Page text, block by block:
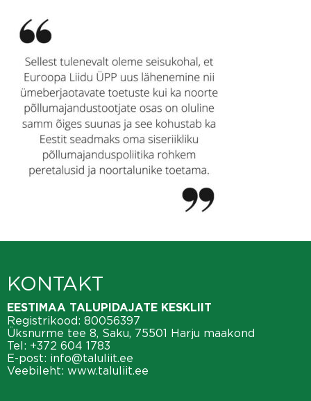
KONTAKT
EESTIMAA TALUPIDAJATE KESKLIIT
Registrikood: 80056397
Üksnurme tee 8, Saku, 75501 Harju maakond
Tel: +372 604 1783
E-post: info@taluliit.ee
Veebileht: www.taluliit.ee